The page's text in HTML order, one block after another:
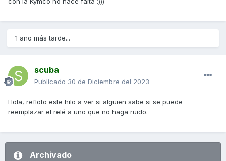
1 año más tarde...
scuba
Publicado 30 de Diciembre del 2023
Hola, refloto este hilo a ver si alguien sabe si se puede
reemplazar el relé a uno que no haga ruido.
Archivado